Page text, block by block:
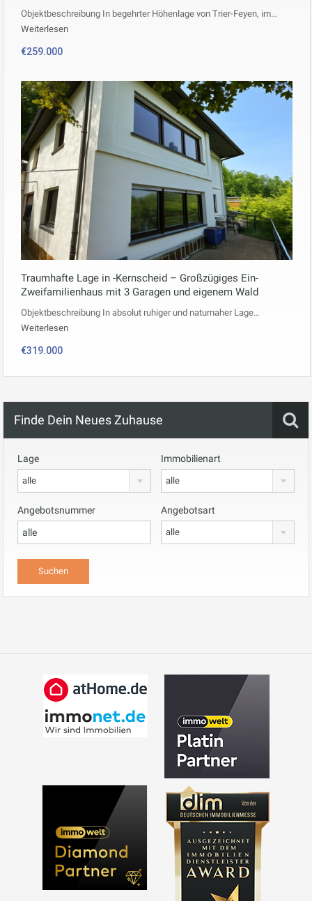
Objektbeschreibung In begehrter Höhenlage von Trier-Feyen, im…
Weiterlesen
€259.000
Traumhafte Lage in -Kernscheid – Großzügiges Ein-
Zweifamilienhaus mit 3 Garagen und eigenem Wald
Objektbeschreibung In absolut ruhiger und naturnaher Lage…
Weiterlesen
€319.000
Finde Dein Neues Zuhause
Lage
alle
Immobilienart
alle
Angebotsnummer Angebotsart
alle